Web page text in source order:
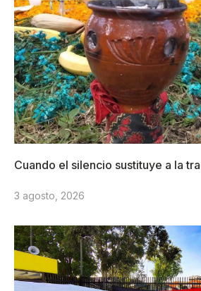
Cuando el silencio sustituye a la
3 agosto, 2026